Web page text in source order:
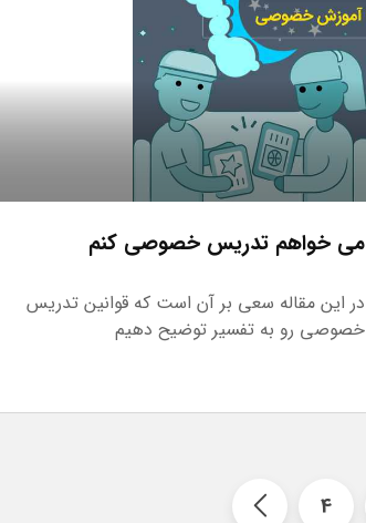
می خواهم تدریس خصوصی کنم
در این مقاله سعی بر آن است که قوانین تدریس
خصوصی رو به تفسیر توضیح دهیم
4